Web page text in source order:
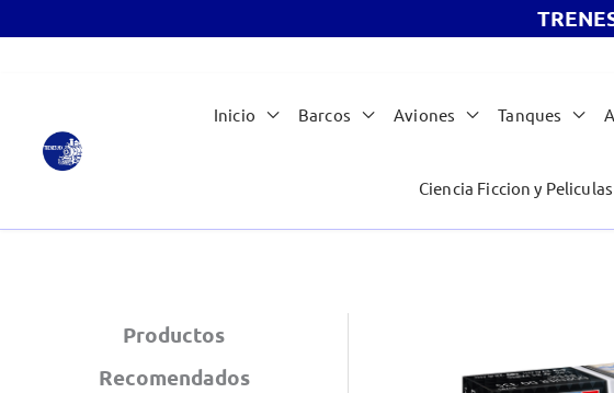
contenido
Inicio Barcos Aviones Tanques
Ciencia Ficcion y Peliculas
Productos
Recomendados